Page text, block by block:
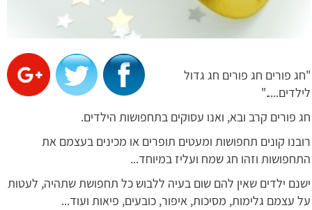
"חג פורים חג פורים חג גדול
לילדים....."
חג פורים קרב ובא, ואנו עסוקים בתחפושות הילדים.
רובנו קונים תחפושות ומעטים תופרים או מכינים בעצמם את
התחפושות וזהו חג שמח ועליז במיוחד...
ישנם ילדים שאין להם שום בעיה ללבוש כל תחפושת שתהיה, לעטות
על עצמם גלימות, מסיכות, איפור, כובעים, פיאות ועוד...